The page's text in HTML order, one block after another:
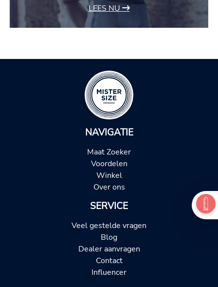
LEES NU
NAVIGATIE
Maat Zoeker
Voordelen
Winkel
Over ons
SERVICE
Veel gestelde vragen
Blog
Dealer aanvragen
Contact
Influencer